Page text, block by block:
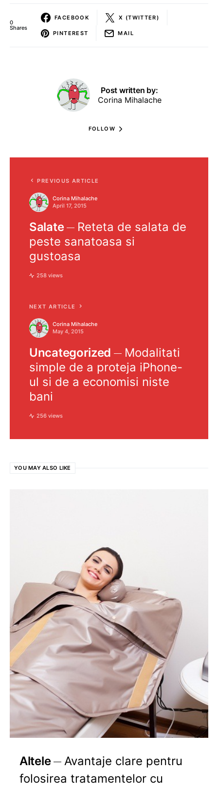
0
Shares
FACEBOOK X (TWITTER)
PINTEREST MAIL
Post written by:
Corina Mihalache
FOLLOW
PREVIOUS ARTICLE
Corina Mihalache
April 17, 2015
Salate
Reteta de salata de
peste sanatoasa si
gustoasa
258 views
NEXT ARTICLE
Corina Mihalache
May 4, 2015
Uncategorized
Modalitati
simple de a proteja iPhone-
ul si de a economisi niste
bani
256 views
YOU MAY ALSO LIKE
Altele
Avantaje clare pentru
folosirea tratamentelor cu